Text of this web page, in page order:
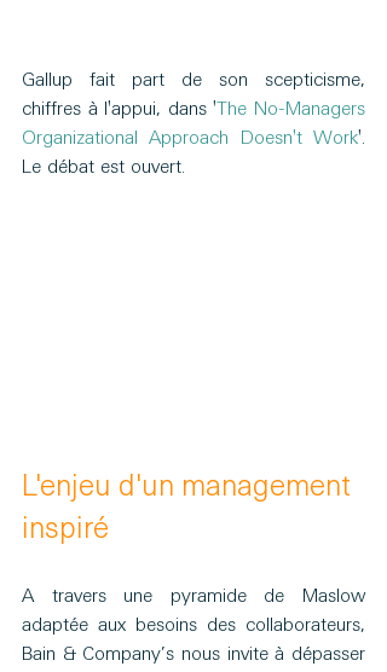
Gallup fait part de son scepticisme,
chiffres à l'appui, dans 'The No-Managers
Organizational Approach Doesn't Work'.
Le débat est ouvert.
L'enjeu d'un management
inspiré
A travers une pyramide de Maslow
adaptée aux besoins des collaborateurs,
Bain & Company’s nous invite à dépasser